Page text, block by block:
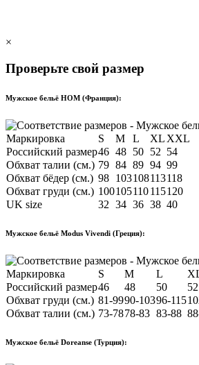
×
Проверьте свой размер
Мужское бельё HOM (Франция):
Маркировка S M L XL XXL
Российский размер46 48 50 52 54
Обхват талии (см.) 79 84 89 94 99
Обхват бёдер (см.) 98 103108113118
Обхват груди (см.) 100105110115120
UK size
32 34 36 38 40
Мужское бельё Modus Vivendi (Греция):
Маркировка S M L
Российский размер46 48 50
52
Обхват груди (см.) 81-9990-10396-115
Обхват талии (см.) 73-7878-83 83-88
Мужское бельё Doreanse (Турция):